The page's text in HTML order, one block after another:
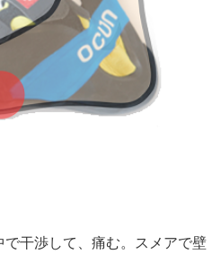
で干渉して、痛む。スメアで壁